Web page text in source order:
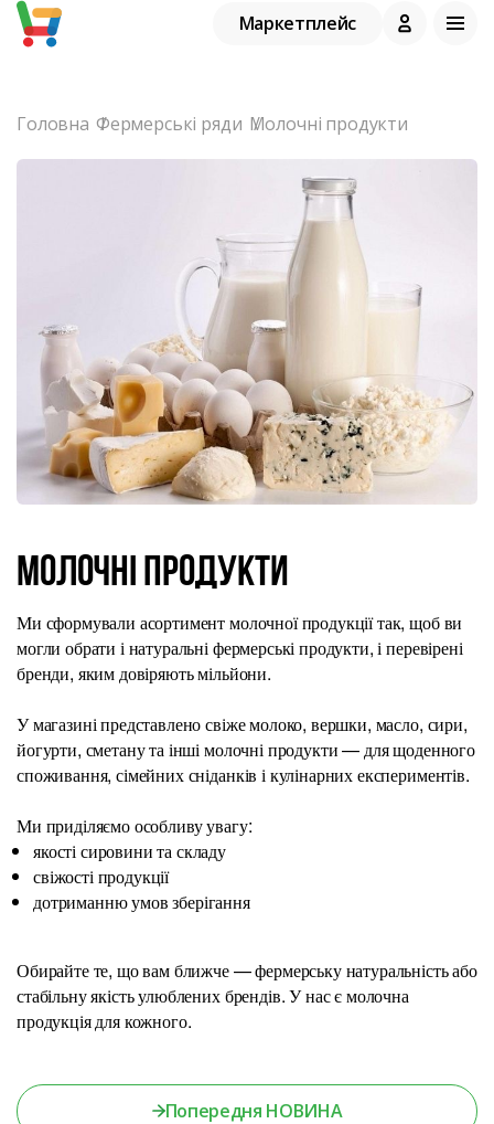
Маркетплейс
Головна Фермерські ряди Молочні продукти
Молочні продукти
Ми сформували асортимент молочної продукції так, щоб ви
могли обрати і натуральні фермерські продукти, і перевірені
бренди, яким довіряють мільйони.
У магазині представлено свіже молоко, вершки, масло, сири,
йогурти, сметану та інші молочні продукти — для щоденного
споживання, сімейних сніданків і кулінарних експериментів.
Ми приділяємо особливу увагу:
якості сировини та складу
свіжості продукції
дотриманню умов зберігання
Обирайте те, що вам ближче — фермерську натуральність або
стабільну якість улюблених брендів. У нас є молочна
продукція для кожного.
Попередня НОВИНА